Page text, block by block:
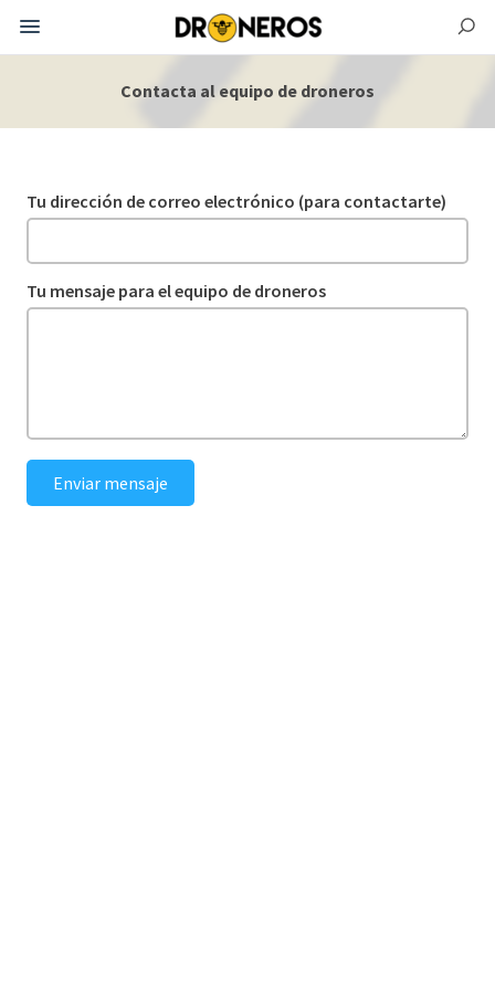
Contacta al equipo de droneros
Tu dirección de correo electrónico (para contactarte)
Tu mensaje para el equipo de droneros
Enviar mensaje